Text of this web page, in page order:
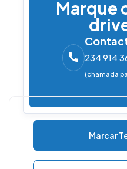
Marque
234 914
(chamada
Marcar